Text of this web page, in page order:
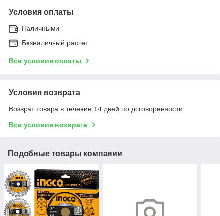
Условия оплаты
Наличными
Безналичный расчет
Все условия оплаты
Условия возврата
Возврат товара в течение 14 дней по договоренности
Все условия возврата
Подобные товары компании